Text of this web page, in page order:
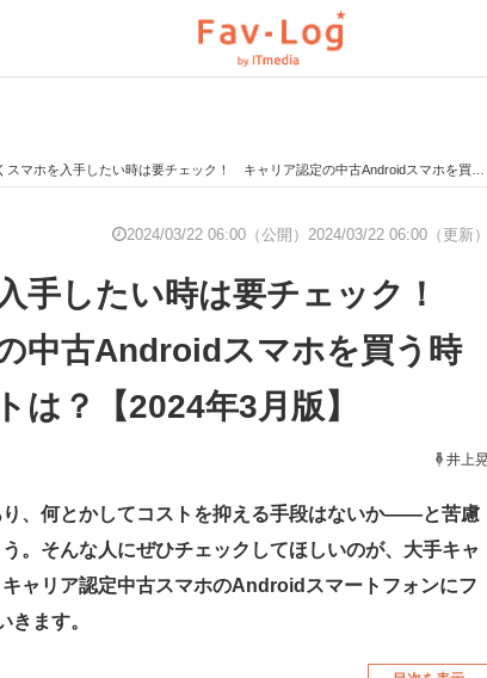
来を見通す スマホと通信の最新トレンド 進化する
まが分かる 企業ITのトレンドを詳説
の総合サイト IT製品の技術・比較・事例
クス専門サイト 電子設計の基本と応用 エネル
マホを入手したい時は要チェック！ キャリア認定の中古Androidスマホを買う時の注目ポイントは？【2024年3月版】
2024/03/22 06:00（公開） 2024/03/22 06:00（更新）
手したい時は要チェック！
中古Androidスマホを買う時
は？【2024年3月版】
井上
、何とかしてコストを抑える手段はないか――と苦慮
。そんな人にぜひチェックしてほしいのが、大手キャ
ャリア認定中古スマホのAndroidスマートフォンにフ
ます。